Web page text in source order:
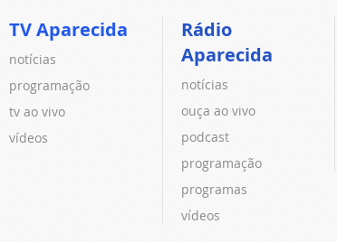
TV Aparecida
notícias
programação
tv ao vivo
vídeos
Rádio
Aparecida
notícias
ouça ao vivo
podcast
programação
programas
vídeos